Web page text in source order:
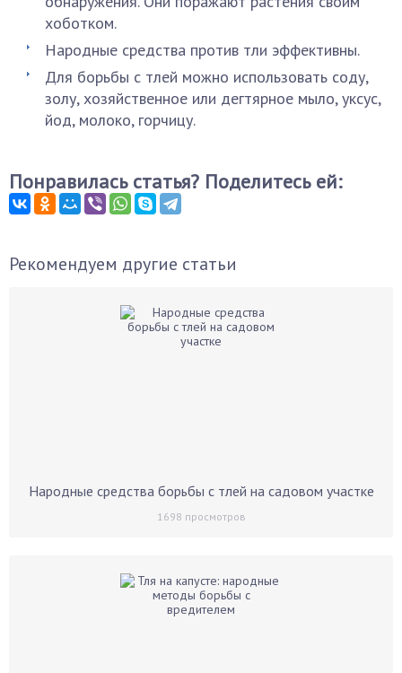
хоботком.
Народные средства против тли эффективны.
Для борьбы с тлей можно использовать соду,
золу, хозяйственное или дегтярное мыло, уксус,
йод, молоко, горчицу.
Понравилась статья? Поделитесь ей:
Рекомендуем другие статьи
Народные средства борьбы с тлей на садовом участке
1698 просмотров